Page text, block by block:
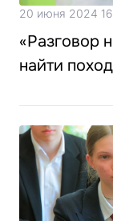
20 июня 2024
«Разговор
найти